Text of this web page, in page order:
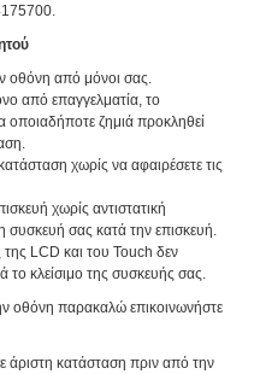
οθόνη από μόνοι σας.
από επαγγελματία, το
οποιαδήποτε ζημιά προκληθεί
χωρίς να αφαιρέσετε τις
χωρίς αντιστατική
συσκευή σας κατά την επισκευή.
της LCD και του Touch δεν
το κλείσιμο της συσκευής σας.
οθόνη παρακαλώ επικοινωνήστε
άριστη κατάσταση πριν από την